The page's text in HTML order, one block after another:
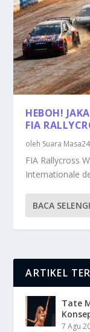
HEBOH!
FIA
oleh Suara Masa24
FIA Rallycross
Internationale
BACA
ARTIKEL
Tate
7 Agu